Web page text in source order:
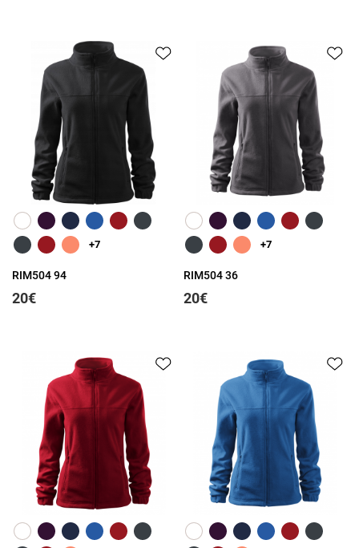
Greita peržiūra
+7
RIM504 94
20€
Greita peržiūra
+7
RIM504 36
20€
Greita peržiūra Greita peržiūra